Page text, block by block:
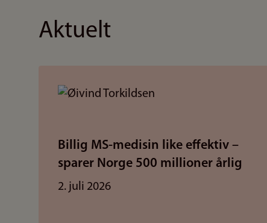
Aktuelt
Billig MS-medisin like effektiv –
sparer Norge 500 millioner årlig
2. juli 2026